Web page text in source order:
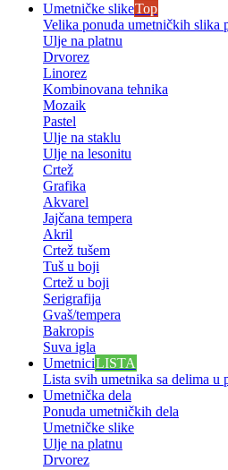
Umetničke slikeTop
Velika ponuda umetničkih slika
Ulje na platnu
Drvorez
Linorez
Kombinovana tehnika
Mozaik
Pastel
Ulje na staklu
Ulje na lesonitu
Crtež
Grafika
Akvarel
Jajčana tempera
Akril
Crtež tušem
Tuš u boji
Crtež u boji
Serigrafija
Gvaš/tempera
Bakropis
Suva igla
UmetniciLISTA
Lista svih umetnika sa delima u
Umetnička dela
Ponuda umetničkih dela
Umetničke slike
Ulje na platnu
Drvorez